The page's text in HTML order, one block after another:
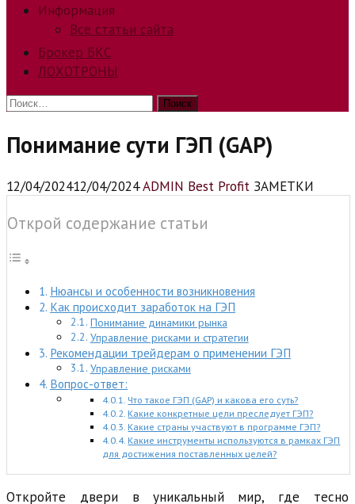
Информация
Все статьи сайта
Брокер БКС
ЛОХОТРОНЫ
Найти:
Понимание сути ГЭП (GAP)
12/04/202412/04/2024ADMIN Best Profit ЗАМЕТКИ
Открой содержание статьи
Нюансы и особенности возникновения
Как происходит заработок на ГЭП
Понимание динамики рынка
Управление рисками и стратегии
Рекомендации трейдерам о применении ГЭП
Управление рисками
Вопрос-ответ:
Что такое ГЭП (GAP) и какова его суть?
Какие конкретные цели преследует ГЭП?
Какие страны участвуют в программе ГЭП?
Какие инструменты используются в рамках ГЭП
для достижения поставленных целей?
Откройте двери в уникальный мир, где тесно